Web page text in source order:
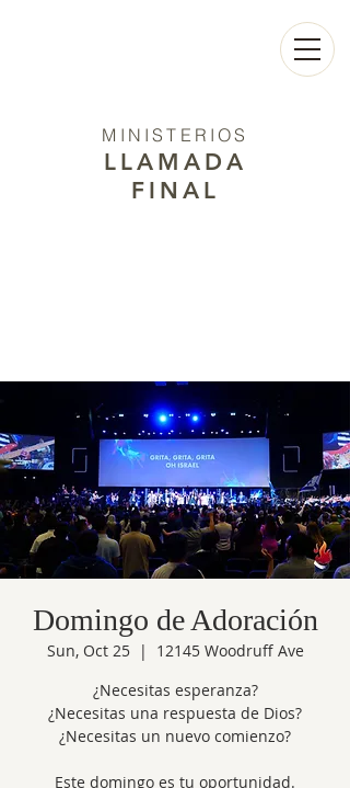
MINISTERIOS
LLAMADA
FINAL
Domingo de Adoración
Sun, Oct 25
  |
12145 Woodruff Ave
¿Necesitas esperanza?
¿Necesitas una respuesta de Dios?
¿Necesitas un nuevo comienzo?
Este domingo es tu oportunidad.